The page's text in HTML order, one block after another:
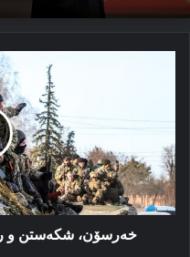
خەرسۆن،
یان
تەکتیکا
لەشکەری
خەرسۆن، شکەستن و